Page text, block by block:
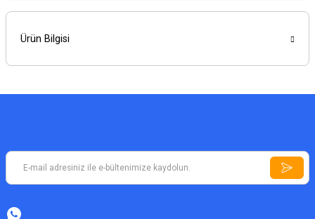
Ürün Bilgisi